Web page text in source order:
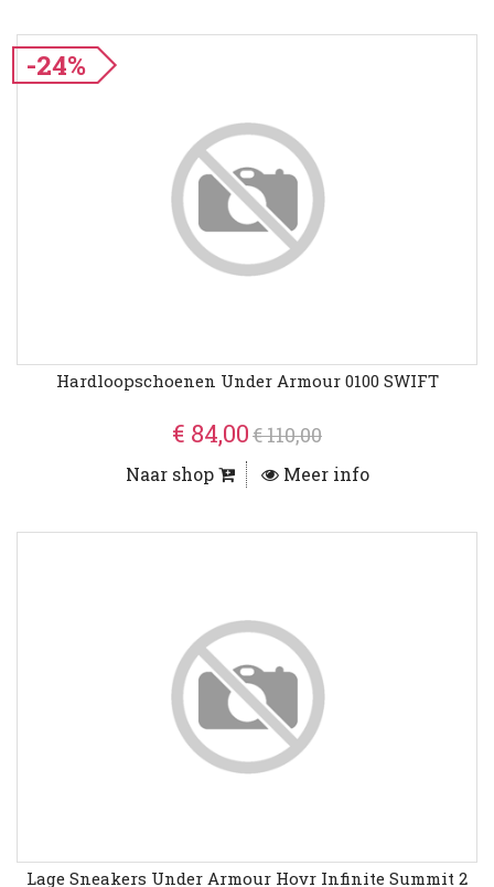
-24%
Hardloopschoenen Under Armour 0100 SWIFT
€ 84,00€ 110,00
Naar shop Meer info
Lage Sneakers Under Armour Hovr Infinite Summit 2